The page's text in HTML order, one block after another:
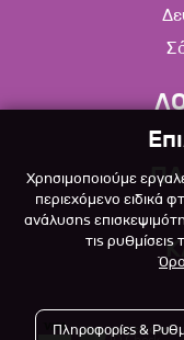
Χρησιμοποιούμε
περιεχόμενο ειδικά
ανάλυσης
τις
Πληροφορίες &